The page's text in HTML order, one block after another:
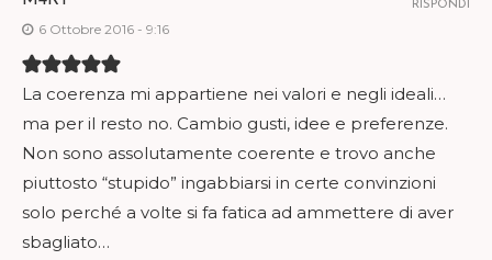
6 Ottobre 2016 - 9:16
La coerenza mi appartiene nei valori e negli ideali…
ma per il resto no. Cambio gusti, idee e preferenze.
Non sono assolutamente coerente e trovo anche
piuttosto “stupido” ingabbiarsi in certe convinzioni
solo perché a volte si fa fatica ad ammettere di aver
sbagliato…
RISPONDI